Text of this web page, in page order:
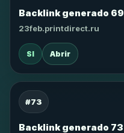
Backlink generado 69
23feb.printdirect.ru
SI Abrir
#73
Backlink generado 73